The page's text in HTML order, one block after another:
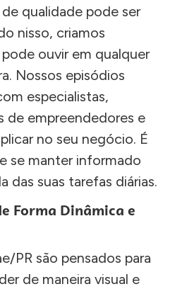
qualidade pode ser
nisso, criamos
ouvir em qualquer
Nossos episódios
especialistas,
de empreendedores e
no seu negócio. É
se manter informado
das suas tarefas diárias.
Forma Dinâmica e
PR são pensados para
de maneira visual e